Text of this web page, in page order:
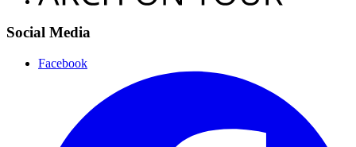
Social Media
Facebook